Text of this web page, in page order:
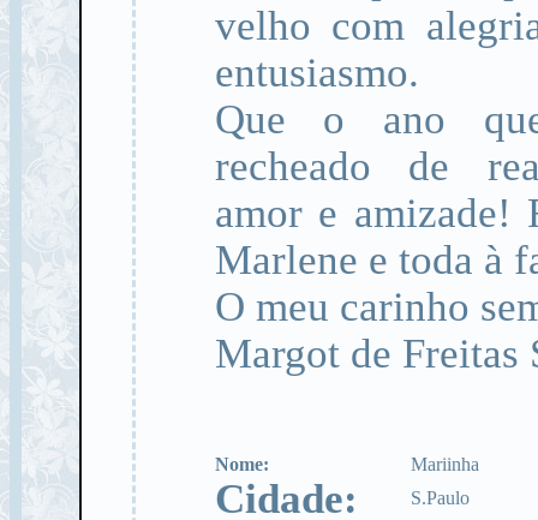
velho com
entusiasmo.
Que o ano
recheado de
amor e
Marlene e toda à
O meu carinho
Margot de Freitas
Nome: Mariinha
Cidade: S.Paulo